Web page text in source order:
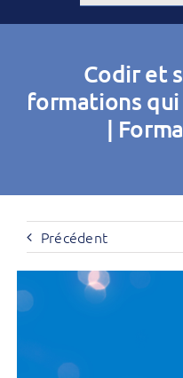
Codir et
formations
|
Précédent